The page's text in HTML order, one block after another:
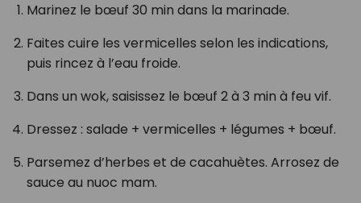
Marinez le bœuf 30 min dans la marinade.
Faites cuire les vermicelles selon les indications,
puis rincez à l’eau froide.
Dans un wok, saisissez le bœuf 2 à 3 min à feu vif.
Dressez : salade + vermicelles + légumes + bœuf.
Parsemez d’herbes et de cacahuètes. Arrosez de
sauce au nuoc mam.